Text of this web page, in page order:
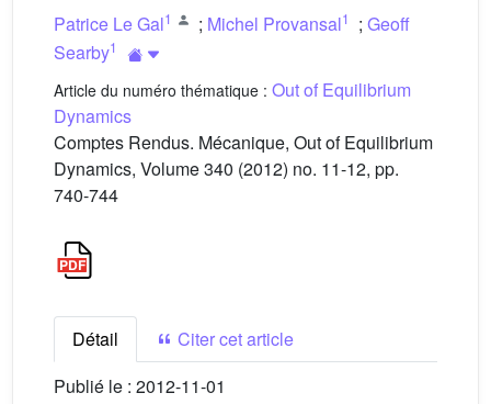
Patrice Le Gal1 ; Michel Provansal1 ; Geoff
Searby1
Article du numéro thématique : Out of Equilibrium
Dynamics
Comptes Rendus. Mécanique, Out of Equilibrium
Dynamics, Volume 340 (2012) no. 11-12, pp.
740-744
Détail
Citer cet article
Publié le : 2012-11-01